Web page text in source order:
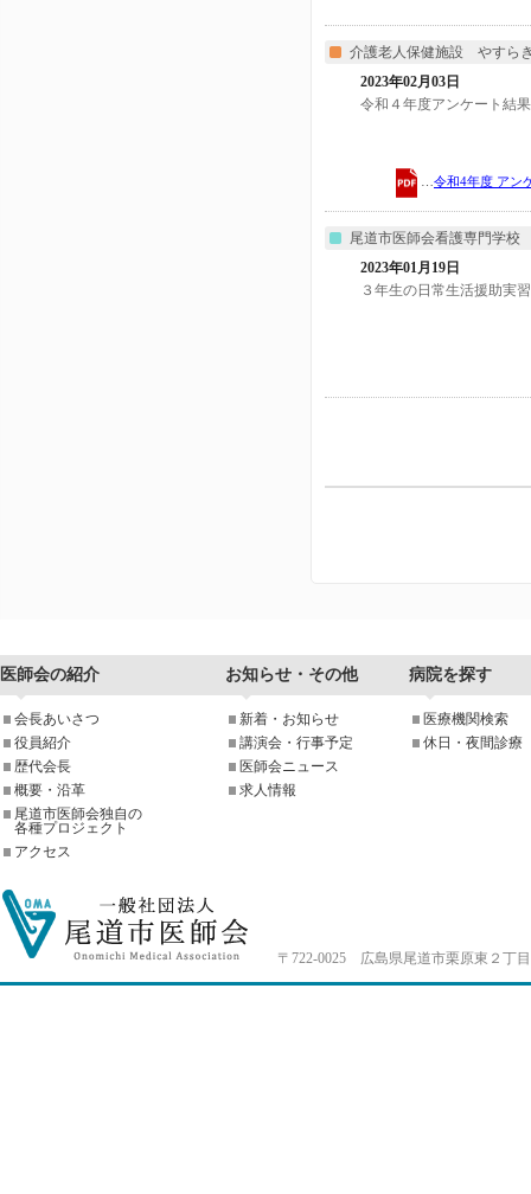
介護老人保健施設 やすら
2023年02月03日
令和４年度アンケート結
令和4年度 アン
尾道市医師会看護専門学校
2023年01月19日
３年生の日常生活援助実
医師会の紹介 お知らせ・その他 病院を探す
会長あいさつ
役員紹介
歴代会長
概要・沿革
尾道市医師会独自の
各種プロジェクト
アクセス
新着・お知らせ
講演会・行事予定
医師会ニュース
求人情報
医療機関検索
休日・夜間診療
〒722-0025 広島県尾道市栗原東２丁